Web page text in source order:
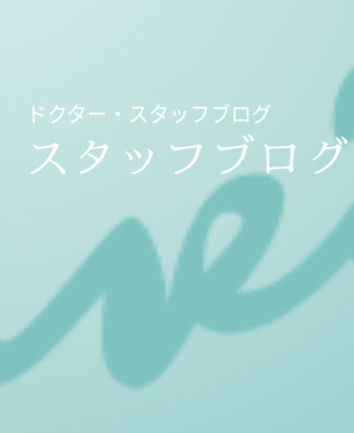
ドクター・スタッフブログ
スタッフブログ